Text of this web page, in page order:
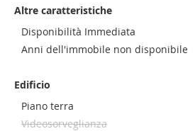
Altre caratteristiche
Disponibilità Immediata
Anni dell'immobile non disponibile
Edificio
Piano terra
Videosorveglianza